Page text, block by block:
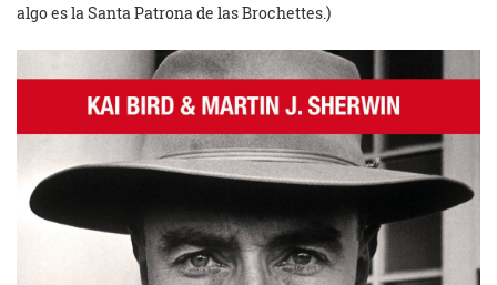
algo es la Santa Patrona de las Brochettes.)